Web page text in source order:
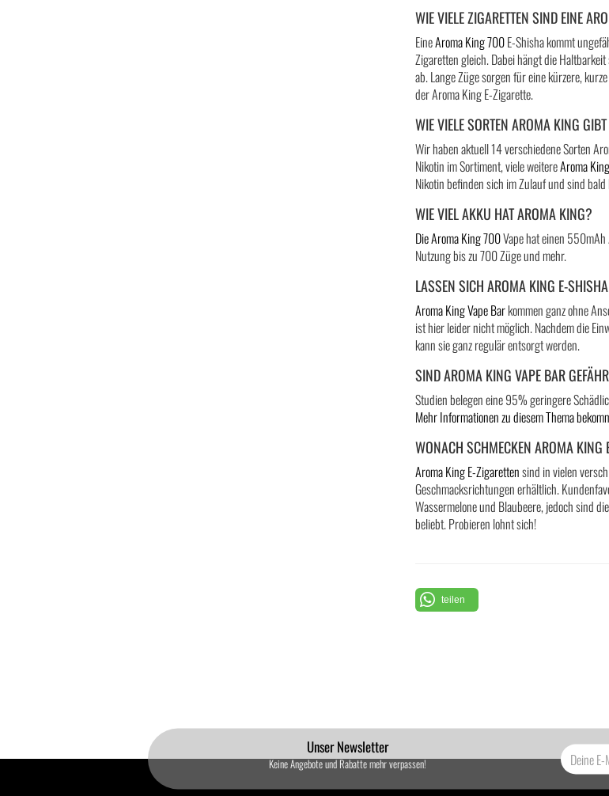
WIE VIELE ZIGARETTEN SIND EINE
EineAroma King 700E-Shisha kommt
Zigaretten gleich. Dabei hängt die
ab. Lange Züge sorgen für eine kürzere,
der Aroma King E-Zigarette.
WIE VIELE SORTEN AROMA KING
Wir haben aktuell 14 verschiedene Sorten
Nikotin im Sortiment, viele weitereAroma
Nikotin befinden sich im Zulauf und sind
WIE VIEL AKKU HAT AROMA KING?
Die Aroma King 700Vape hat einen
Nutzung bis zu 700 Züge und mehr.
LASSEN SICH AROMA KING E-
Aroma King Vape Barkommen ganz ohne
ist hier leider nicht möglich. Nachdem die
kann sie ganz regulär entsorgt werden.
SIND AROMA KING VAPE BAR
Studien belegen eine 95% geringere
Mehr Informationen zu diesem Thema
WONACH SCHMECKEN AROMA KING
Aroma King E-Zigarettensind in vielen
Geschmacksrichtungen erhältlich.
Wassermelone und Blaubeere, jedoch sind
beliebt. Probieren lohnt sich!
teilen
Unser Newsletter
Keine Angebote und Rabatte mehr verpassen!